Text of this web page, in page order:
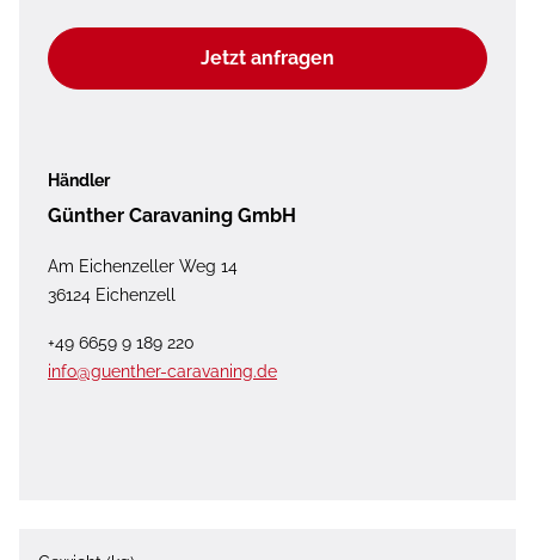
Jetzt anfragen
Händler
Günther Caravaning GmbH
Am Eichenzeller Weg 14
36124 Eichenzell
+49 6659 9 189 220
info@guenther-caravaning.de